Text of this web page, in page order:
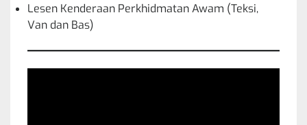
Lesen Kenderaan Perkhidmatan Awam (Teksi,
Van dan Bas)